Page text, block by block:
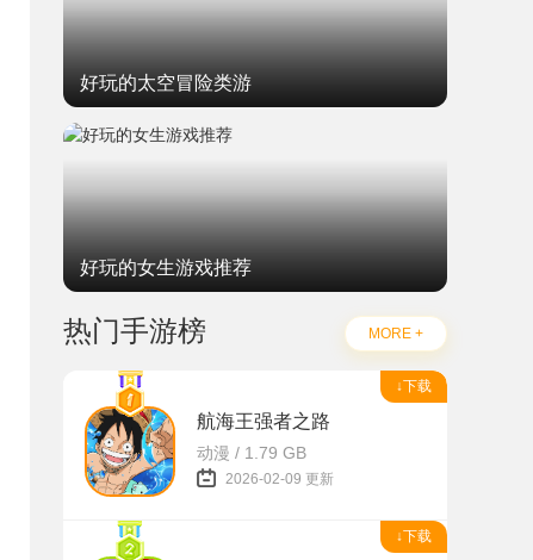
好玩的太空冒险类游
好玩的女生游戏推荐
热门手游榜 MORE +
↓下载
航海王强者之路
动漫 / 1.79 GB
2026-02-09 更新
↓下载